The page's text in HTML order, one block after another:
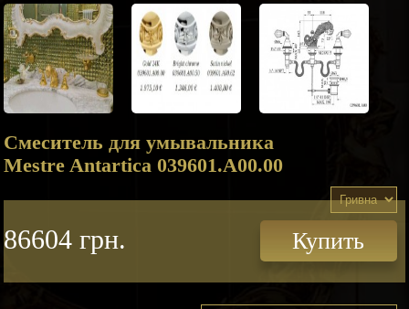
Смеситель для умывальника
Mestre Antartica 039601.A00.00
86604 грн. Купить